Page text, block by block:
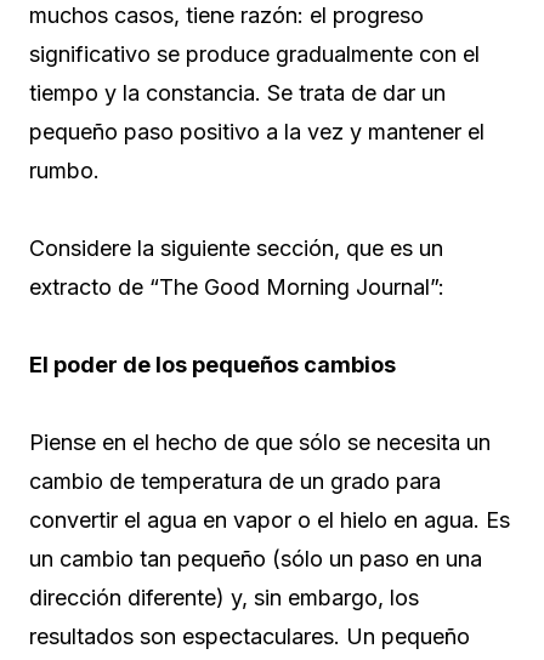
muchos casos, tiene razón: el progreso
significativo se produce gradualmente con el
tiempo y la constancia. Se trata de dar un
pequeño paso positivo a la vez y mantener el
rumbo.
Considere la siguiente sección, que es un
extracto de “The Good Morning Journal”:
El poder de los pequeños cambios
Piense en el hecho de que sólo se necesita un
cambio de temperatura de un grado para
convertir el agua en vapor o el hielo en agua. Es
un cambio tan pequeño (sólo un paso en una
dirección diferente) y, sin embargo, los
resultados son espectaculares. Un pequeño